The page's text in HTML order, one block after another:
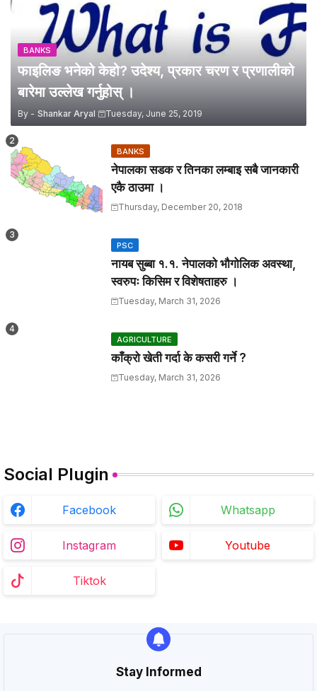
BANKS
फाइलिङ भनेको केहो? उदेश्य, प्रकार चरण र प्रणालीको
बारेमा उल्लेख गर्नुहोस् ।
By - Shankar Aryal Tuesday, June 25, 2019
BANKS
नेपालका सडक र तिनका लम्बाइ सबै जानकारी
एकै ठाउमा ।
Thursday, December 20, 2018
PSC
नायब सुब्बा १.१. नेपालको भौगोलिक अवस्था,
स्वरुपः किसिम र विशेषताहरु ।
Tuesday, March 31, 2026
AGRICULTURE
काँक्रो खेती गर्दा के कसरी गर्ने ?
Tuesday, March 31, 2026
Social Plugin
Facebook Whatsapp
Instagram Youtube
Tiktok
Stay Informed